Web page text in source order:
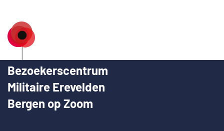
Bezoekerscentrum
Militaire Erevelden
Bergen op Zoom